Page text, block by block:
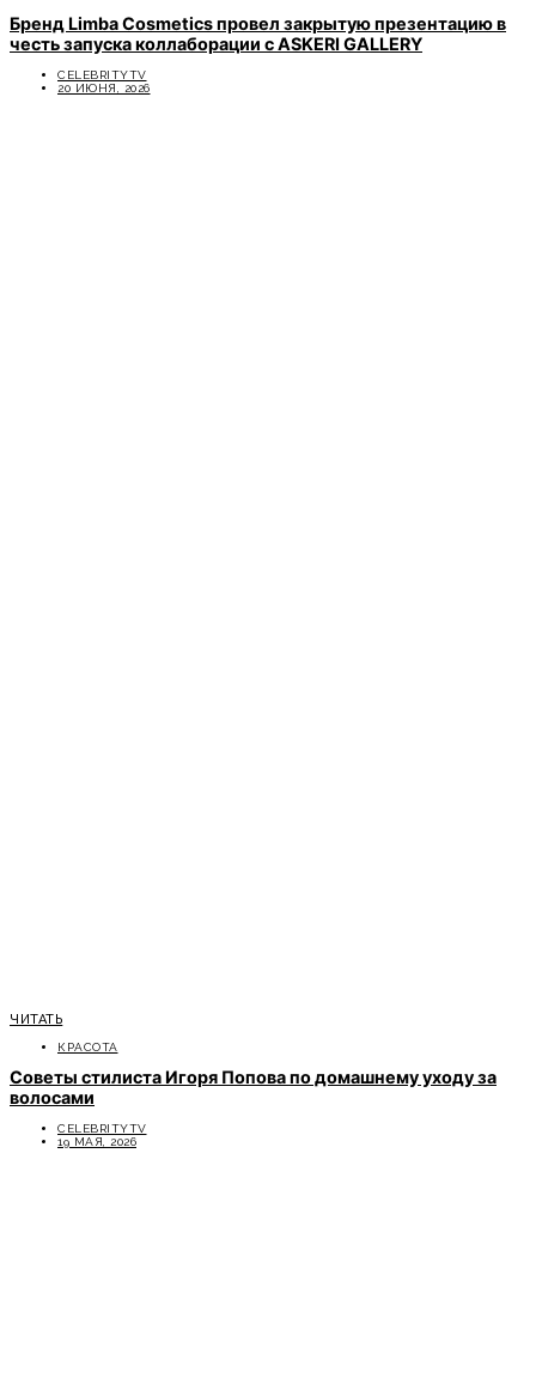
Бренд Limba Cosmetics провел закрытую презентацию в
честь запуска коллаборации с ASKERI GALLERY
CELEBRITYTV
20 ИЮНЯ, 2026
ЧИТАТЬ
КРАСОТА
Советы стилиста Игоря Попова по домашнему уходу за
волосами
CELEBRITYTV
19 МАЯ, 2026